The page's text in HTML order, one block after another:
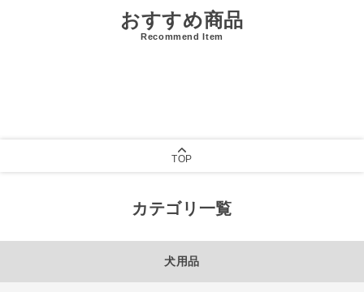
おすすめ商品
Recommend Item
TOP
カテゴリ一覧
犬用品